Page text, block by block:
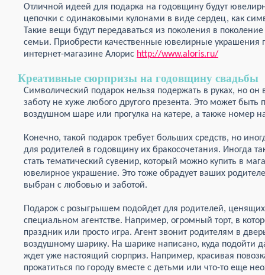
Отличной идеей для подарка на годовщину будут
цепочки с одинаковыми кулонами в виде сердец, как
Такие вещи будут передаваться из поколения в
семьи. Приобрести качественные ювелирные
интернет-магазине Алорис http://www.aloris.ru/
Креативные сюрпризы на годовщину свадьбы
Символический подарок нельзя подержать в руках, но
заботу не хуже любого другого презента. Это может быть
воздушном шаре или прогулка на катере, а также номер
Конечно, такой подарок требует больших средств, но
для родителей в годовщину их бракосочетания. Иногда
стать тематический сувенир, который можно купить в
ювелирное украшение. Это тоже обрадует ваших
выбран с любовью и заботой.
Подарок с розыгрышем подойдет для родителей,
специальном агентстве. Например, огромный торт, в
праздник или просто игра. Агент звонит родителям в
воздушному шарику. На шарике написано, куда подойти
ждет уже настоящий сюрприз. Например, красивая
прокатиться по городу вместе с детьми или что-то еще